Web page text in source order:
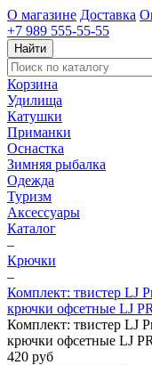
О магазине Доставка
+7 989 555-55-55
Найти
Корзина
Удилища
Катушки
Приманки
Оснастка
Зимняя рыбалка
Одежда
Туризм
Аксессуары
Каталог
–
Крючки
–
Комплект: твистер LJ
крючки офсетные LJ
Комплект: твистер LJ
крючки офсетные LJ
420 руб